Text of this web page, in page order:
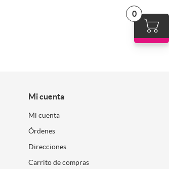
0
Mi cuenta
Mi cuenta
Órdenes
Direcciones
Carrito de compras